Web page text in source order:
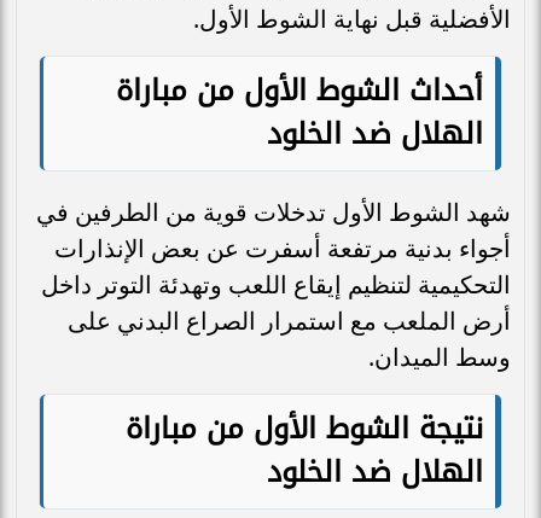
الأفضلية قبل نهاية الشوط الأول.
أحداث الشوط الأول من مباراة
الهلال ضد الخلود
شهد الشوط الأول تدخلات قوية من الطرفين في
أجواء بدنية مرتفعة أسفرت عن بعض الإنذارات
التحكيمية لتنظيم إيقاع اللعب وتهدئة التوتر داخل
أرض الملعب مع استمرار الصراع البدني على
وسط الميدان.
نتيجة الشوط الأول من مباراة
الهلال ضد الخلود